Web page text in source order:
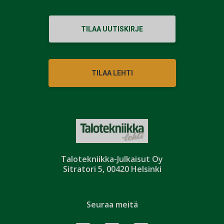
Talotekniikka-Julkaisut Oy
Sitratori 5, 00420 Helsinki
TILAA UUTISKIRJE
TILAA LEHTI
Seuraa meitä